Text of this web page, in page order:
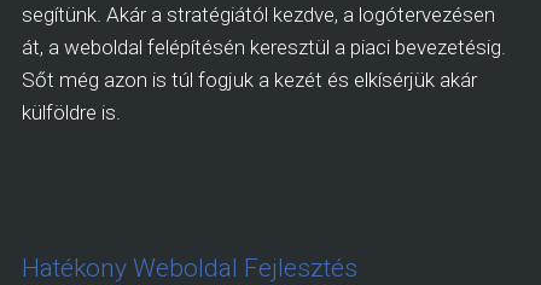
segítünk. Akár a stratégiától kezdve, a logótervezésen
át, a weboldal felépítésén keresztül a piaci bevezetésig.
Sőt még azon is túl fogjuk a kezét és elkísérjük akár
külföldre is.
Hatékony Weboldal Fejlesztés